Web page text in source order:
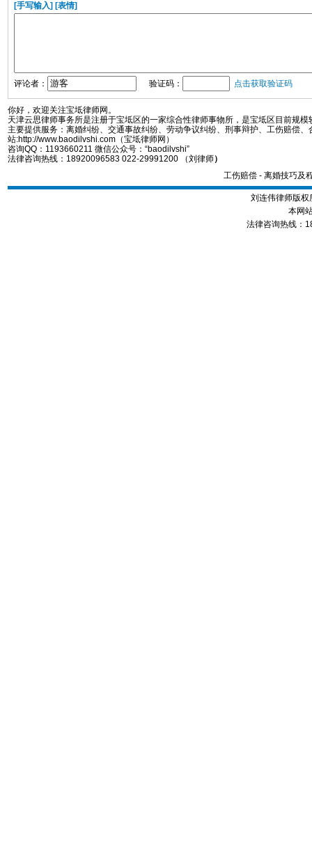
[手写输入] [表情]
评论者： 验证码： 点击获取验证码
你好，欢迎关注宝坻律师网。
天津云思律师事务所是注册于宝坻区的一家综合性律师事物所，是宝坻区目前规
主要提供服务：离婚纠纷、交通事故纠纷、劳动争议纠纷、刑事辩护、工伤赔偿
站:http://www.baodilvshi.com（宝坻律师网）
咨询QQ：1193660211 微信公众号：“baodilvshi”
法律咨询热线：18920096583 022-29991200 （刘律师）
工伤赔偿- 离婚技巧及
刘连伟律师版
本网
法律咨询热线：